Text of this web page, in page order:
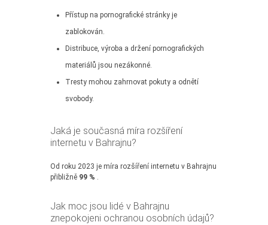
Přístup na pornografické stránky je
zablokován.
Distribuce, výroba a držení pornografických
materiálů jsou nezákonné.
Tresty mohou zahrnovat pokuty a odnětí
svobody.
Jaká je současná míra rozšíření
internetu v Bahrajnu?
Od roku 2023 je míra rozšíření internetu v Bahrajnu
přibližně 99 % .
Jak moc jsou lidé v Bahrajnu
znepokojeni ochranou osobních údajů?